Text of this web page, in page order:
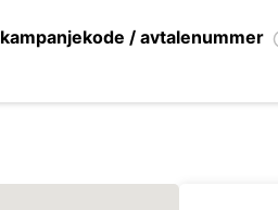
kampanjekode / avtalenummer